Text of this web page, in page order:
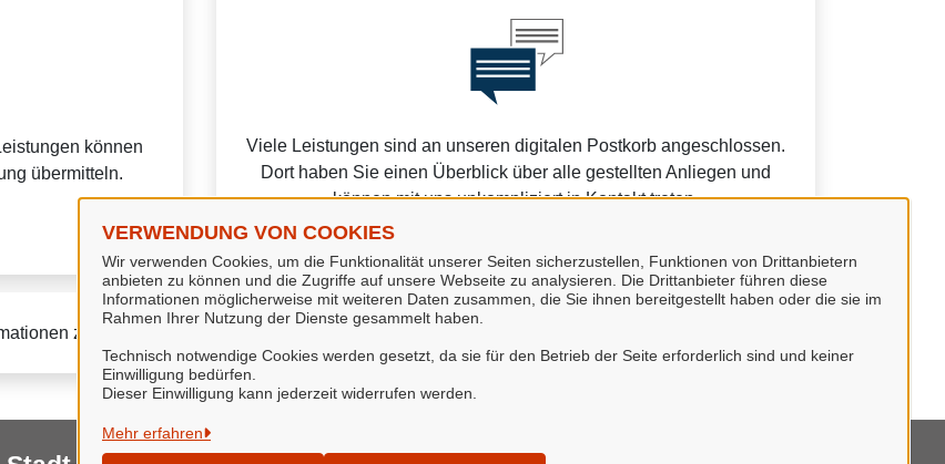
VERWENDUNG VON COOKIES
Wir verwenden Cookies, um die Funktionalität unserer Seiten sicherzustellen, Funktionen von Drittanbietern
anbieten zu können und die Zugriffe auf unsere Webseite zu analysieren. Die Drittanbieter führen diese
Informationen möglicherweise mit weiteren Daten zusammen, die Sie ihnen bereitgestellt haben oder die sie im
Rahmen Ihrer Nutzung der Dienste gesammelt haben.
Technisch notwendige Cookies werden gesetzt, da sie für den Betrieb der Seite erforderlich sind und keiner
Einwilligung bedürfen.
Dieser Einwilligung kann jederzeit widerrufen werden.
Mehr erfahren
können
übermitteln.
Viele Leistungen sind an unseren digitalen Postkorb angeschlossen.
Dort haben Sie einen Überblick über alle gestellten Anliegen und
können mit uns unkompliziert in Kontakt treten.
zur BundID finden Sie auf der FAQ-Seite des Bundes.